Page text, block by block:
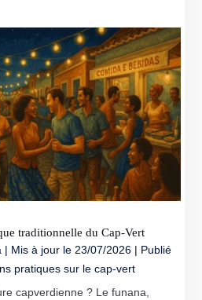
traditionnelle du Cap‑Vert
| Mis à jour le 23/07/2026 | Publié
pratiques sur le cap-vert
capverdienne ? Le funana,